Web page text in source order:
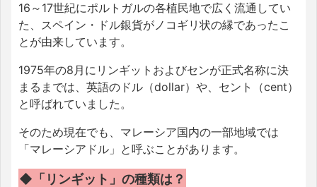
16～17世紀にポルトガルの各植民地で広く流通してい
た、スペイン・ドル銀貨がノコギリ状の縁であったこ
とが由来しています。
1975年の8月にリンギットおよびセンが正式名称に決
まるまでは、英語のドル（dollar）や、セント（cent）
と呼ばれていました。
そのため現在でも、マレーシア国内の一部地域では
「マレーシアドル」と呼ぶことがあります。
◆「リンギット」の種類は？